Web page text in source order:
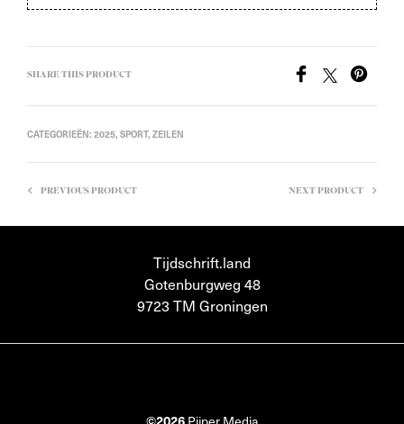
SHARE THIS PRODUCT
CATEGORIEËN: 2025, SPORT, ZEILEN
PREVIOUS PRODUCT NEXT PRODUCT
Tijdschrift.land
Gotenburgweg 48
9723 TM Groningen
©2026